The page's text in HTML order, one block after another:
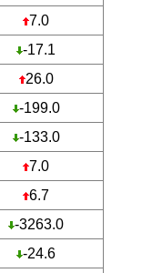
7.0
-17.1
26.0
-199.0
-133.0
7.0
6.7
-3263.0
-24.6